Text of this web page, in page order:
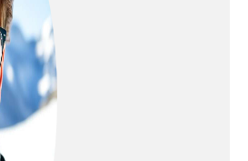
recouvrement empêche la neige
de pénétrer dans la chaussure.
Grâce à Fischer Fresh, les odeurs
n'ont aucune chance.